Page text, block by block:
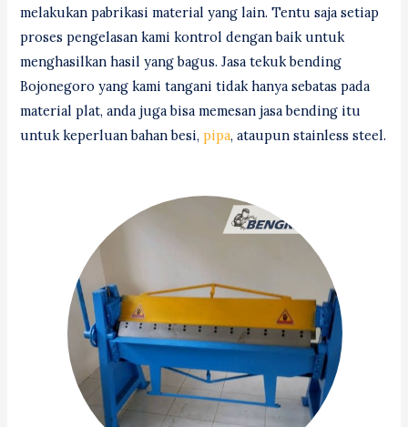
melakukan pabrikasi material yang lain. Tentu saja setiap
proses pengelasan kami kontrol dengan baik untuk
menghasilkan hasil yang bagus. Jasa tekuk bending
Bojonegoro yang kami tangani tidak hanya sebatas pada
material plat, anda juga bisa memesan jasa bending itu
untuk keperluan bahan besi,pipa, ataupun stainless steel.